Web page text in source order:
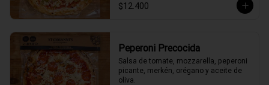
$12.400
Peperoni Precocida
Salsa de tomate, mozzarella, peperoni
picante, merkén, orégano y aceite de
oliva.